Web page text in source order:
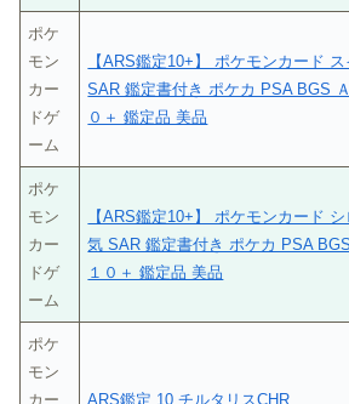
ポケ
モン
カー
ドゲ
ーム
【ARS鑑定10+】 ポケモンカード
SAR 鑑定書付き ポケカ PSA BGS
０＋ 鑑定品 美品
ポケ
モン
カー
ドゲ
ーム
【ARS鑑定10+】 ポケモンカード
気 SAR 鑑定書付き ポケカ PSA
１０＋ 鑑定品 美品
ポケ
モン
カー
ARS鑑定 10 チルタリスCHR